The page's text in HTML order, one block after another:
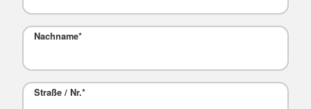
Nachname*
Straße / Nr.*